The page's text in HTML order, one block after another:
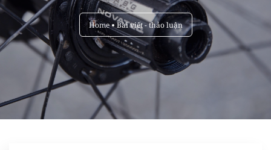
Hỏi đáp nhanh
Nhật ký sửa chữa
About
Login
Home Bài viết - thảo luận